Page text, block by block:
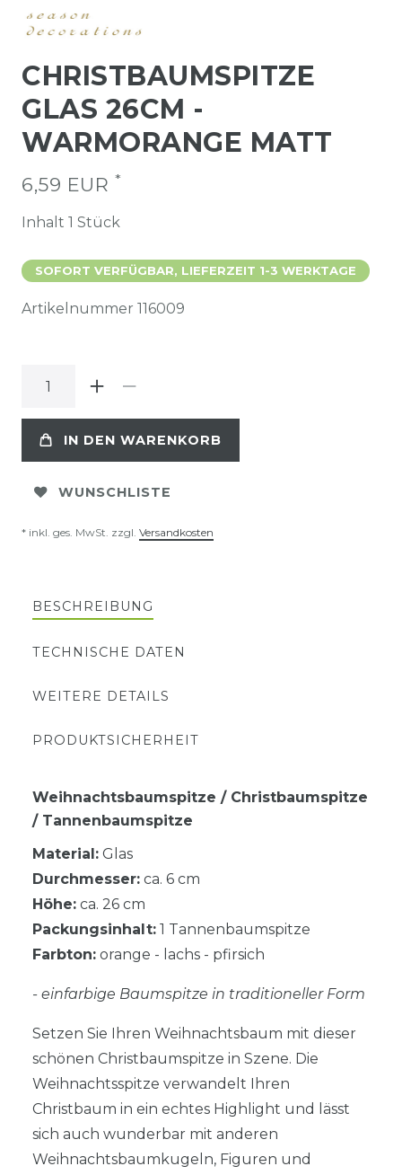
CHRISTBAUMSPITZE
GLAS 26CM -
WARMORANGE MATT
6,59 EUR *
Inhalt 1 Stück
SOFORT VERFÜGBAR, LIEFERZEIT 1-3 WERKTAGE
Artikelnummer 116009
IN DEN WARENKORB
WUNSCHLISTE
* inkl. ges. MwSt. zzgl. Versandkosten
BESCHREIBUNG
TECHNISCHE DATEN
WEITERE DETAILS
PRODUKTSICHERHEIT
Weihnachtsbaumspitze / Christbaumspitze
/ Tannenbaumspitze
Material: Glas
Durchmesser: ca. 6 cm
Höhe: ca. 26 cm
Packungsinhalt: 1 Tannenbaumspitze
Farbton: orange - lachs - pfirsich
- einfarbige Baumspitze in traditioneller Form
Setzen Sie Ihren Weihnachtsbaum mit dieser
schönen Christbaumspitze in Szene. Die
Weihnachtsspitze verwandelt Ihren
Christbaum in ein echtes Highlight und lässt
sich auch wunderbar mit anderen
Weihnachtsbaumkugeln, Figuren und